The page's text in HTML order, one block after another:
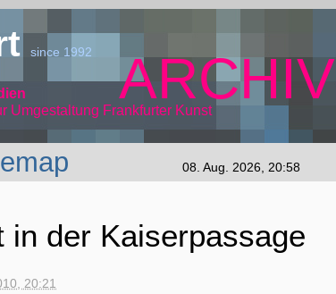
since 1992 ARCHIV
Umgestaltung Frankfurter Kunst
08. Aug. 2026, 20:58
in der Kaiserpassage
20:21